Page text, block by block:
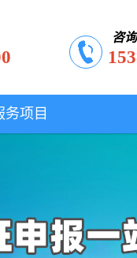
咨
务项目